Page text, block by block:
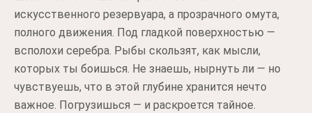
искусственного резервуара, а прозрачного омута,
полного движения. Под гладкой поверхностью —
всполохи серебра. Рыбы скользят, как мысли,
которых ты боишься. Не знаешь, нырнуть ли — но
чувствуешь, что в этой глубине хранится нечто
важное. Погрузишься — и раскроется тайное.